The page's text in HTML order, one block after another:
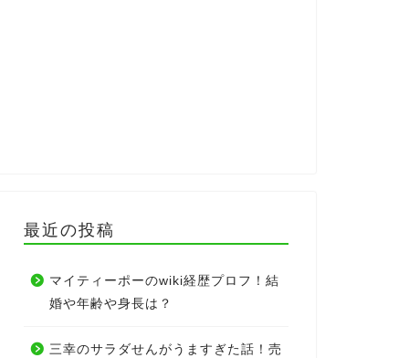
最近の投稿
マイティーポーのwiki経歴プロフ！結
婚や年齢や身長は？
三幸のサラダせんがうますぎた話！売